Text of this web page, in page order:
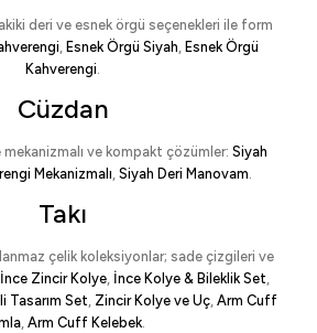
deri ve esnek örgü seçenekleri ile form
, Esnek Örgü Siyah, Esnek Örgü
Kahverengi.
Cüzdan
ve kompakt çözümler: Siyah
Mekanizmalı, Siyah Deri Manovam.
Takı
çelik koleksiyonlar; sade çizgileri ve
İnce Zincir Kolye, İnce Kolye & Bileklik Set,
Tasarım Set, Zincir Kolye ve Uç, Arm Cuff
, Arm Cuff Kelebek.